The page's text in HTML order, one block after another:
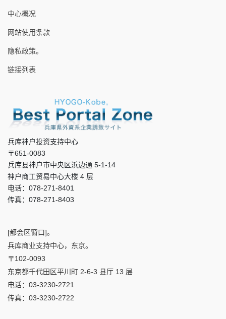
中心概况
网站使用条款
隐私政策。
链接列表
兵库神户投资支持中心
〒651-0083
兵库县神户市中央区浜边通 5-1-14
神户商工贸易中心大楼 4 层
电话：078-271-8401
传真：078-271-8403
[都会区窗口]。
兵库商业支持中心，东京。
〒102-0093
东京都千代田区平川町 2-6-3 县厅 13 层
电话：03-3230-2721
传真：03-3230-2722